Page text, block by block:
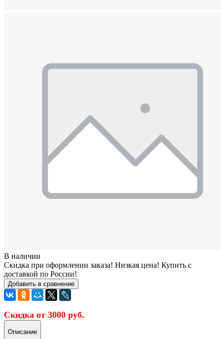
В наличии
Скидка при оформлении заказа! Низкая цена! Купить с
доставкой по России!
Добавить в сравнение
Скидка от 3000 руб.
Описание